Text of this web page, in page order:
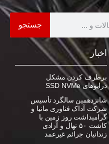
جستجو
اخبار
برطرف کردن مشکل
درایوهای SSD NVMe
شانزدهمین سالگرد تأسیس
شرکت آداک فناوری مانیا و
گرامیداشت روز زمین با
کاشت ۵۰ نهال و آزادی
زندانیان جرائم غیرعمد